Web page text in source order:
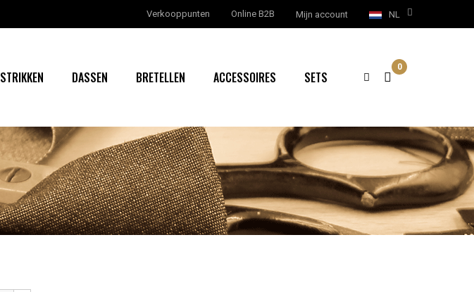
NL
Mijn account
Online B2B
Verkooppunten
STRIKKEN DASSEN BRETELLEN ACCESSOIRES SETS
0